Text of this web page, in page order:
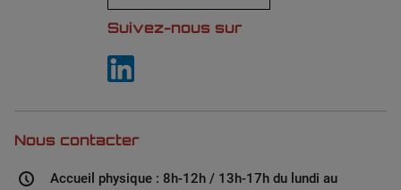
Suivez-nous sur
Nous contacter
Accueil physique : 8h-12h / 13h-17h du lundi au